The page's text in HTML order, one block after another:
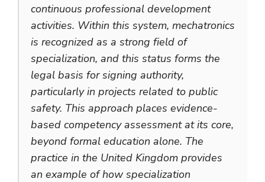
continuous professional development
activities. Within this system, mechatronics
is recognized as a strong field of
specialization, and this status forms the
legal basis for signing authority,
particularly in projects related to public
safety. This approach places evidence-
based competency assessment at its core,
beyond formal education alone. The
practice in the United Kingdom provides
an example of how specialization